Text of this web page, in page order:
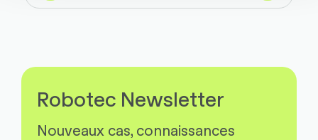
Robotec Newsletter
Nouveaux cas, connaissances